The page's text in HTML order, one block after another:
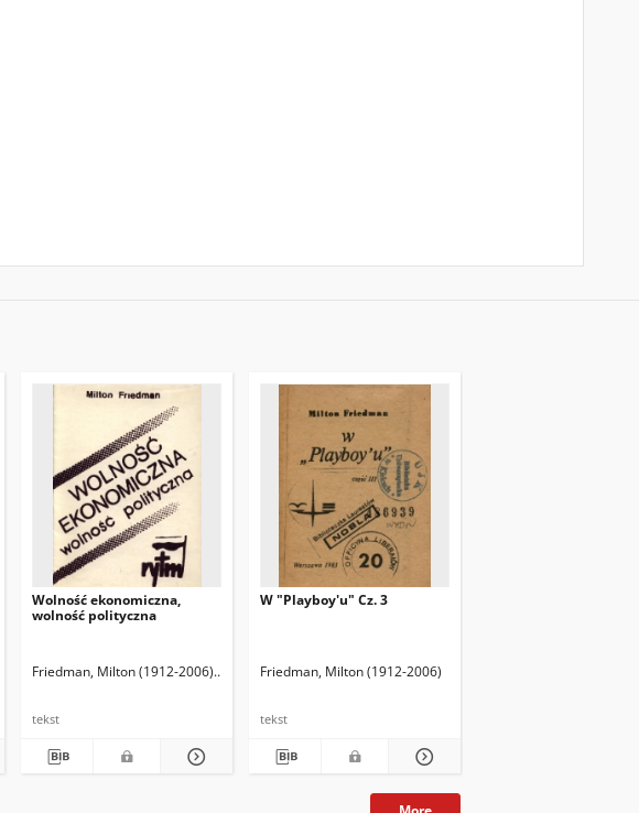
Friedman, Rose D.
Wolność ekonomiczna,
wolność polityczna
Friedman, Milton (1912-2006) Friedman, Rose D. Oprac.
tekst
W "Playboy'u" Cz. 3
Friedman, Milton (1912-2006)
tekst